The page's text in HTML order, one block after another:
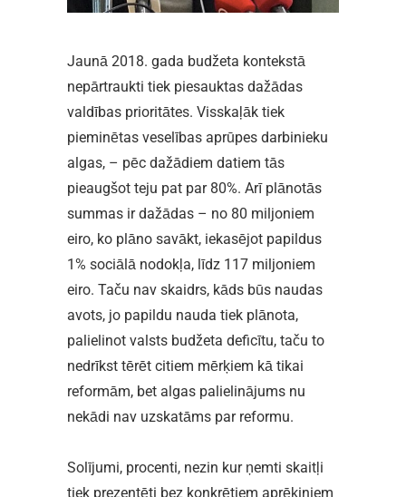
Jaunā 2018. gada budžeta kontekstā
nepārtraukti tiek piesauktas dažādas
valdības prioritātes. Visskaļāk tiek
pieminētas veselības aprūpes darbinieku
algas, – pēc dažādiem datiem tās
pieaugšot teju pat par 80%. Arī plānotās
summas ir dažādas – no 80 miljoniem
eiro, ko plāno savākt, iekasējot papildus
1% sociālā nodokļa, līdz 117 miljoniem
eiro. Taču nav skaidrs, kāds būs naudas
avots, jo papildu nauda tiek plānota,
palielinot valsts budžeta deficītu, taču to
nedrīkst tērēt citiem mērķiem kā tikai
reformām, bet algas palielinājums nu
nekādi nav uzskatāms par reformu.
Solījumi, procenti, nezin kur ņemti skaitļi
tiek prezentēti bez konkrētiem aprēķiniem